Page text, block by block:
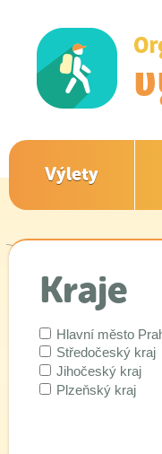
Výlety
Kraje
Hlavní město
Středočeský kraj
Jihočeský kraj
Plzeňský kraj